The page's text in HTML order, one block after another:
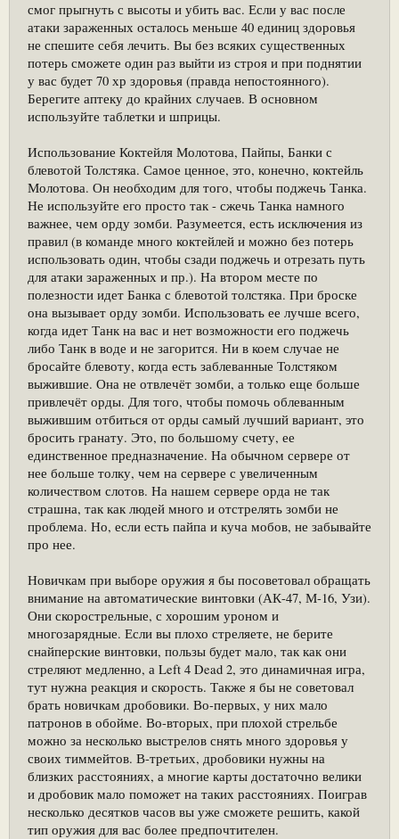
смог прыгнуть с высоты и убить вас. Если у вас после
атаки зараженных осталось меньше 40 единиц здоровья
не спешите себя лечить. Вы без всяких существенных
потерь сможете один раз выйти из строя и при поднятии
у вас будет 70 хр здоровья (правда непостоянного).
Берегите аптеку до крайних случаев. В основном
используйте таблетки и шприцы.
Использование Коктейля Молотова, Пайпы, Банки с
блевотой Толстяка. Самое ценное, это, конечно, коктейль
Молотова. Он необходим для того, чтобы поджечь Танка.
Не используйте его просто так - сжечь Танка намного
важнее, чем орду зомби. Разумеется, есть исключения из
правил (в команде много коктейлей и можно без потерь
использовать один, чтобы сзади поджечь и отрезать путь
для атаки зараженных и пр.). На втором месте по
полезности идет Банка с блевотой толстяка. При броске
она вызывает орду зомби. Использовать ее лучше всего,
когда идет Танк на вас и нет возможности его поджечь
либо Танк в воде и не загорится. Ни в коем случае не
бросайте блевоту, когда есть заблеванные Толстяком
выжившие. Она не отвлечёт зомби, а только еще больше
привлечёт орды. Для того, чтобы помочь облеванным
выжившим отбиться от орды самый лучший вариант, это
бросить гранату. Это, по большому счету, ее
единственное предназначение. На обычном сервере от
нее больше толку, чем на сервере с увеличенным
количеством слотов. На нашем сервере орда не так
страшна, так как людей много и отстрелять зомби не
проблема. Но, если есть пайпа и куча мобов, не забывайте
про нее.
Новичкам при выборе оружия я бы посоветовал обращать
внимание на автоматические винтовки (АК-47, М-16, Узи).
Они скорострельные, с хорошим уроном и
многозарядные. Если вы плохо стреляете, не берите
снайперские винтовки, пользы будет мало, так как они
стреляют медленно, а Left 4 Dead 2, это динамичная игра,
тут нужна реакция и скорость. Также я бы не советовал
брать новичкам дробовики. Во-первых, у них мало
патронов в обойме. Во-вторых, при плохой стрельбе
можно за несколько выстрелов снять много здоровья у
своих тиммейтов. В-третьих, дробовики нужны на
близких расстояниях, а многие карты достаточно велики
и дробовик мало поможет на таких расстояниях. Поиграв
несколько десятков часов вы уже сможете решить, какой
тип оружия для вас более предпочтителен.